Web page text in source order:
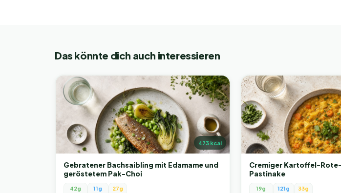
Das könnte dich auch interessieren
473kcal
Gebratener Bachsaibling mit Edamame und
geröstetem Pak-Choi
42g 11g 27g
Cremiger Kartoffel-
Pastinake
19g 121g 33g